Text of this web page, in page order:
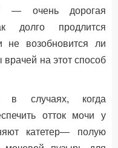
— очень дорогая
долго продлится
не возобновится ли
врачей на этот способ
в случаях, когда
отток мочи у
катетер— полую